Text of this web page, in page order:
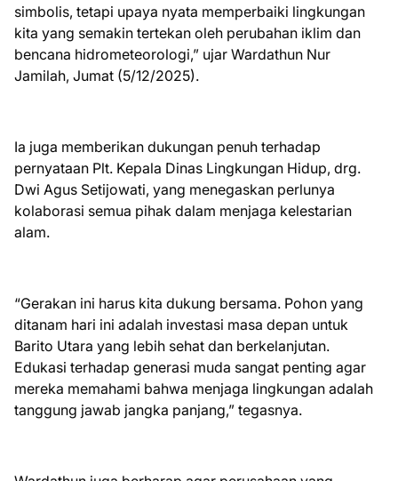
simbolis, tetapi upaya nyata memperbaiki lingkungan
kita yang semakin tertekan oleh perubahan iklim dan
bencana hidrometeorologi,” ujar Wardathun Nur
Jamilah, Jumat (5/12/2025).
Ia juga memberikan dukungan penuh terhadap
pernyataan Plt. Kepala Dinas Lingkungan Hidup, drg.
Dwi Agus Setijowati, yang menegaskan perlunya
kolaborasi semua pihak dalam menjaga kelestarian
alam.
“Gerakan ini harus kita dukung bersama. Pohon yang
ditanam hari ini adalah investasi masa depan untuk
Barito Utara yang lebih sehat dan berkelanjutan.
Edukasi terhadap generasi muda sangat penting agar
mereka memahami bahwa menjaga lingkungan adalah
tanggung jawab jangka panjang,” tegasnya.